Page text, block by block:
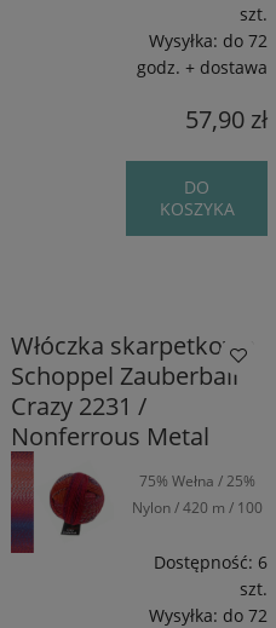
szt.
Wysyłka: do 72
godz. + dostawa
57,90 zł
DO
KOSZYKA
Włóczka skarpetkowa
Schoppel Zauberball
Crazy 2231 /
Nonferrous Metal
75% Wełna / 25%
Nylon / 420 m / 100
Dostępność: 6
szt.
Wysyłka: do 72